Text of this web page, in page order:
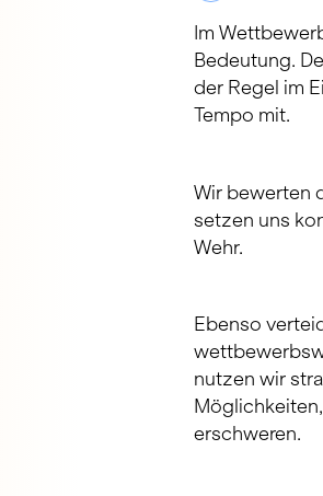
Im
Bedeutung.
der Regel im
Tempo mit.
Wir bewerten
setzen uns
Wehr.
Ebenso
nutzen wir
erschweren.